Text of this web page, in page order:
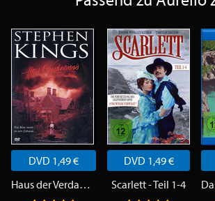
DVD 1,49 €
Haus der Verdammnis
DVD 1,49 €
Scarlett - Teil 1-4